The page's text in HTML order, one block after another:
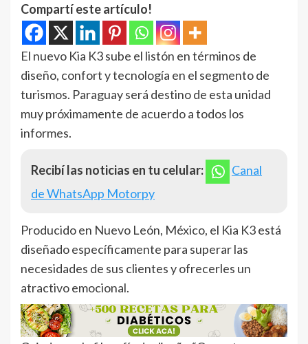
Compartí este artículo!
El nuevo Kia K3 sube el listón en términos de
diseño, confort y tecnología en el segmento de
turismos. Paraguay será destino de esta unidad
muy próximamente de acuerdo a todos los
informes.
Recibí las noticias en tu celular:
Canal
de WhatsApp Motorpy
Producido en Nuevo León, México, el Kia K3 está
diseñado específicamente para superar las
necesidades de sus clientes y ofrecerles un
atractivo emocional.